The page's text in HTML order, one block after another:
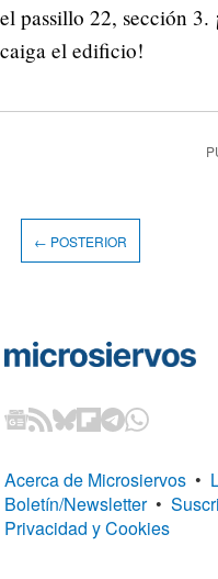
el passillo 22, sección 3.
caiga el edificio!
← POSTERIOR
Acerca de Microsiervos •
Boletín/Newsletter •
Privacidad y Cookies